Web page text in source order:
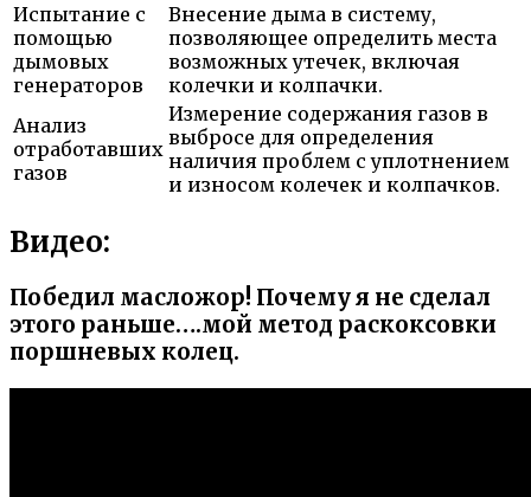
Испытание с
помощью
дымовых
генераторов
Внесение дыма в систему,
позволяющее определить места
возможных утечек, включая
колечки и колпачки.
Анализ
отработавших
газов
Измерение содержания газов в
выбросе для определения
наличия проблем с уплотнением
и износом колечек и колпачков.
Видео:
Победил масложор! Почему я не сделал
этого раньше….мой метод раскоксовки
поршневых колец.